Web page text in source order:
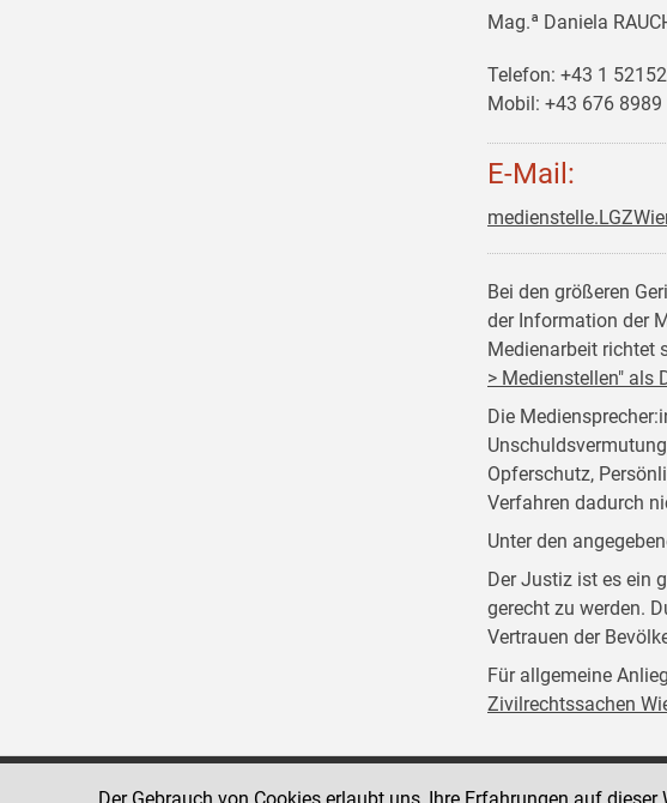
Mag.ª Daniela
Telefon: +43 1
Mobil: +43 676 8989
E-Mail:
Bei den größeren
der Information der
Medienarbeit richtet
> Medienstellen" als
Die
Opferschutz,
Verfahren dadurch
Unter den
Der Justiz ist es ein
gerecht zu werden.
Vertrauen der
Für allgemeine
Zivilrechtssachen